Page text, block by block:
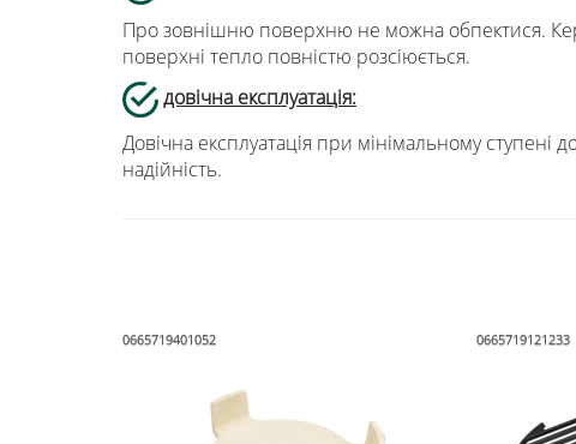
Про зовнішню поверхню не можна обпектися.
поверхні тепло повністю розсіюється.
довічна експлуатація:
Довічна експлуатація при мінімальному ступені
надійність.
0665719401052 0665719121233